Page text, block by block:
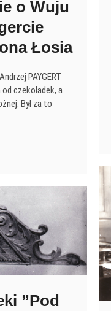
o Wuju
Łosia
PAYGERT
od czekoladek, a
Był za to
”Pod